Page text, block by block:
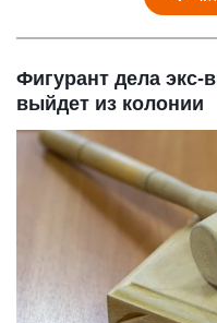
Фигурант дела экс-
выйдет из колонии